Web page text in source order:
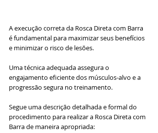
A execução correta da Rosca Direta com Barra
é fundamental para maximizar seus benefícios
e minimizar o risco de lesões.
Uma técnica adequada assegura o
engajamento eficiente dos músculos-alvo e a
progressão segura no treinamento.
Segue uma descrição detalhada e formal do
procedimento para realizar a Rosca Direta com
Barra de maneira apropriada: